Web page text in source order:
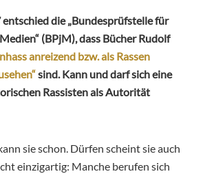
die „Bundesprüfstelle für
(BPjM), dass Bücher Rudolf
anreizend bzw. als Rassen
sind. Kann und darf sich eine
Rassisten als Autorität
sie schon. Dürfen scheint sie auch
einzigartig: Manche berufen sich